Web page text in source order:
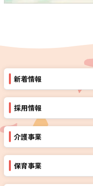
新着情報
採用情報
介護事業
保育事業